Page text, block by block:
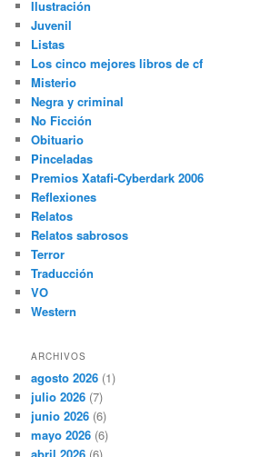
Ilustración
Juvenil
Listas
Los cinco mejores libros de cf
Misterio
Negra y criminal
No Ficción
Obituario
Pinceladas
Premios Xatafi-Cyberdark 2006
Reflexiones
Relatos
Relatos sabrosos
Terror
Traducción
VO
Western
ARCHIVOS
agosto 2026 (1)
julio 2026 (7)
junio 2026 (6)
mayo 2026 (6)